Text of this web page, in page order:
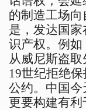
的制造工场
是，发达国
识产权。例
从威尼斯盗
19世纪拒绝
公约。中国今
更要构建有利